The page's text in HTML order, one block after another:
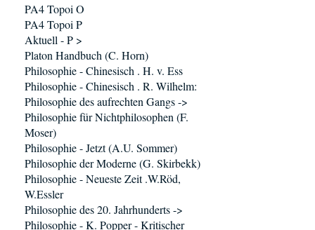
PA4 Topoi O
PA4 Topoi P
Aktuell - P >
Platon Handbuch (C. Horn)
Philosophie - Chinesisch . H. v. Ess
Philosophie - Chinesisch . R. Wilhelm:
Philosophie des aufrechten Gangs ->
Philosophie für Nichtphilosophen (F.
Moser)
Philosophie - Jetzt (A.U. Sommer)
Philosophie der Moderne (G. Skirbekk)
Philosophie - Neueste Zeit .W.Röd,
W.Essler
Philosophie des 20. Jahrhunderts ->
Philosophie - K. Popper - Kritischer